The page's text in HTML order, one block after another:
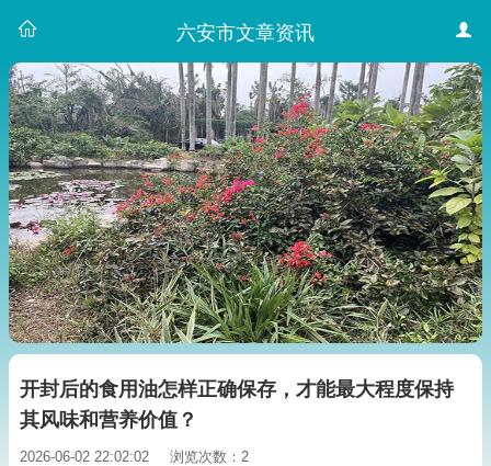
六安市文章资讯
开封后的食用油怎样正确保存，才能最大程度保持
其风味和营养价值？
2026-06-02 22:02:02 浏览次数：2